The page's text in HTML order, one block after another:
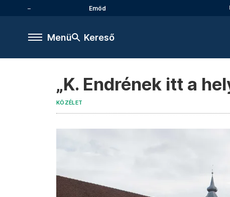
Emőd
Menü Kereső
„K. Endrének itt a
KÖZÉLET